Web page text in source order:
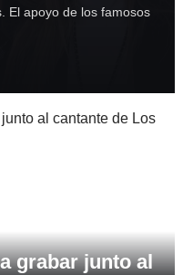
El apoyo de los famosos
grabar junto al